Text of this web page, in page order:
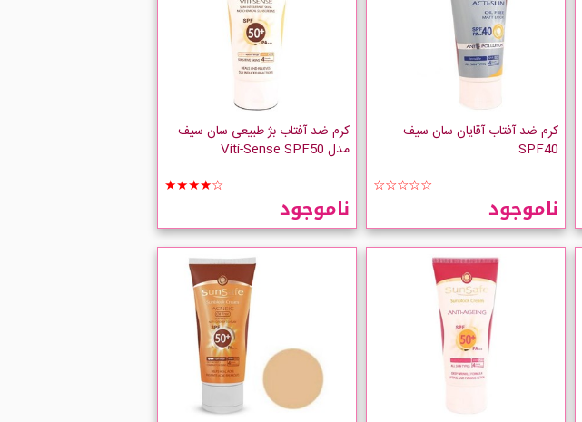
کرم ضد آفتاب آقایان سان سیف
SPF40
☆☆☆☆☆
ناموجود
کرم ضد آفتاب بژ طبیعی سان سیف
مدل Viti-Sense SPF50
★★★★☆
ناموجود